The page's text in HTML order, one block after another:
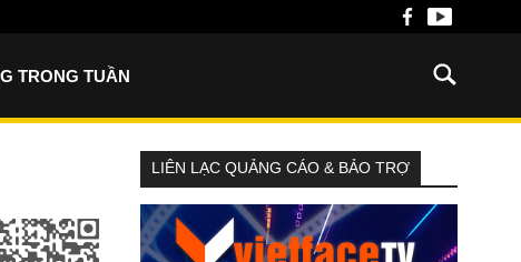
TRONG TUẦN
LIÊN LẠC QUẢNG CÁO & BẢO TRỢ